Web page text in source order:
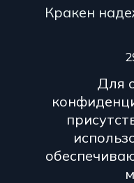
Кракен
Для